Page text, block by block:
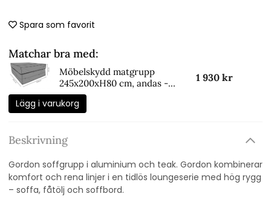
Spara som favorit
Matchar bra med:
Möbelskydd matgrupp
245x200xH80 cm, andas -
svart
1 930 kr
Lägg i varukorg
Beskrivning
Gordon soffgrupp i aluminium och teak. Gordon kombinerar
komfort och rena linjer i en tidlös loungeserie med hög rygg
– soffa, fåtölj och soffbord.